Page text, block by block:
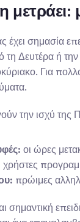
έχει σημασία
τη Δευτέρα ή
Για
την ισχύ της
οι ώρες
χρήστες
πρώιμες
σημαντική